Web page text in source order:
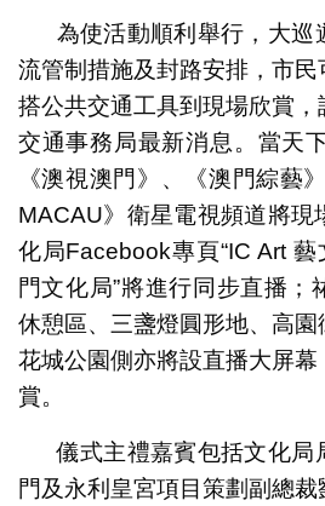
為使活動順利舉行，大巡
流管制措施及封路安排，市
搭公共交通工具到現場欣賞
交通事務局最新消息。當天
《澳視澳門》、《澳門綜藝
MACAU》衛星電視頻道將現
化局Facebook專頁“IC Art 藝
門文化局”將進行同步直播；
休憩區、三盞燈圓形地、高
花城公園側亦將設直播大屏
賞。
儀式主禮嘉賓包括文化局
門及永利皇宮項目策劃副總